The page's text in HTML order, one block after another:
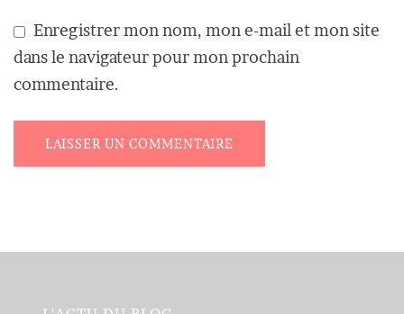
Enregistrer mon nom, mon e-mail et mon site
dans le navigateur pour mon prochain
commentaire.